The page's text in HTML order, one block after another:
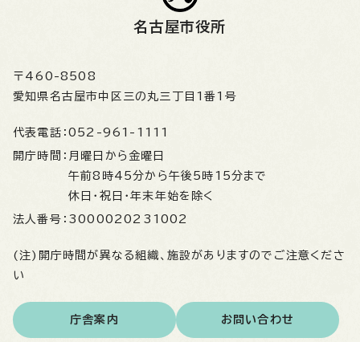
名古屋市役所
〒460-8508
愛知県名古屋市中区三の丸三丁目1番1号
代表電話： 052-961-1111
開庁時間： 月曜日から金曜日
午前8時45分から午後5時15分まで
休日・祝日・年末年始を除く
法人番号： 3000020231002
(注)開庁時間が異なる組織、施設がありますのでご注意くださ
い
庁舎案内 お問い合わせ